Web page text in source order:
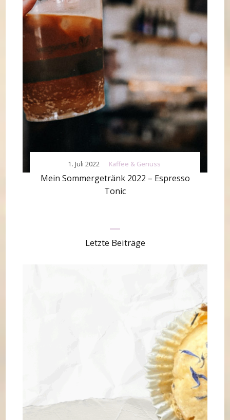
Kaffee & Genuss
Mein Sommergetränk 2022 – Espresso
Tonic
1. Juli 2022
Letzte Beiträge